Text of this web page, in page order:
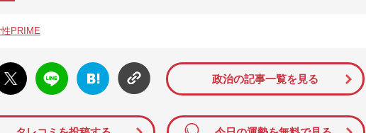
週刊女性』の誌面に掲載された記事から、インターネット利用者層にとって特に関心の
PRIME
ポス
LINE
はてな
ブック
マーク
政治の記事一覧を見る